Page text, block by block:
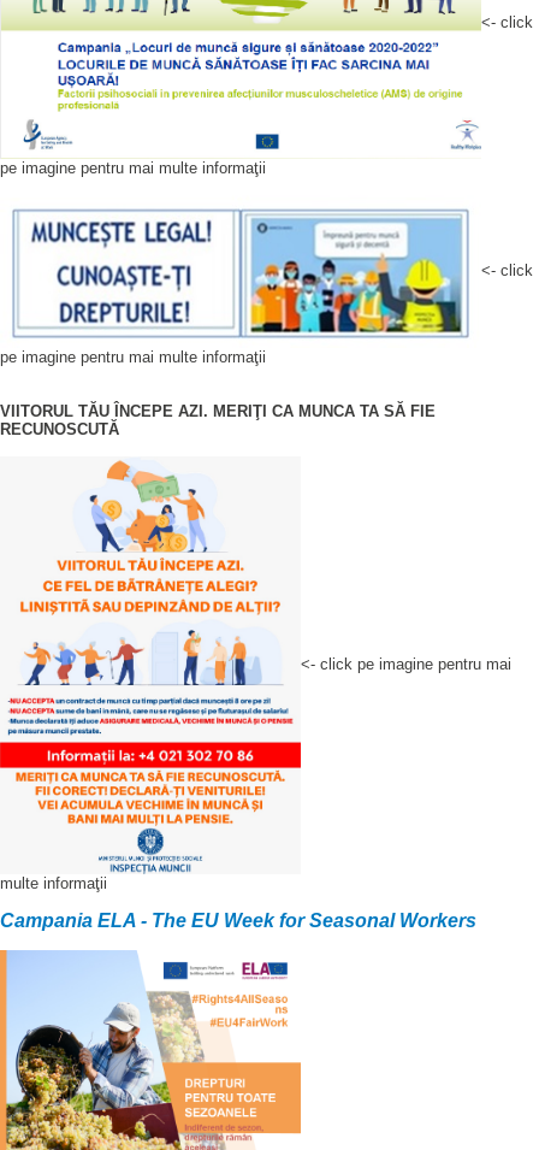
<- click
pe imagine pentru mai multe informaţii
<- click
pe imagine pentru mai multe informaţii
VIITORUL TĂU ÎNCEPE AZI. MERIŢI CA MUNCA TA SĂ FIE
RECUNOSCUTĂ
<- click pe imagine pentru mai
multe informaţii
Campania ELA - The EU Week for Seasonal Workers